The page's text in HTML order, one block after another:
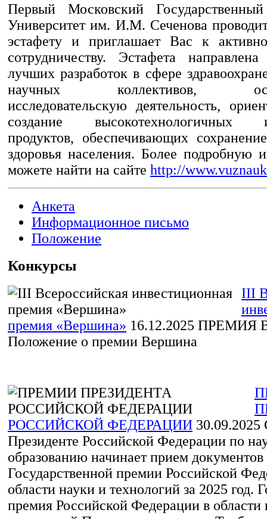
Первый Московский
Университет им. И.М. Сеченова
эстафету и приглашает Вас к
сотрудничеству. Эстафета
лучших разработок в сфере
научных коллективов,
исследовательскую деятельность,
создание высокотехнологичных
продуктов, обеспечивающих
здоровья населения. Более
можете найти на сайте http://
Анкета
Информационное письмо
Положение
Конкурсы
III
премия «Вершина» 16.12.2025 ПРЕМИЯ
Положение о премии Вершина
РОССИЙСКОЙ ФЕДЕРАЦИИ 30.09.2025
Президенте Российской Федерации по
образованию начинает прием
Государственной премии Российской
области науки и технологий за 2025 год.
премия Российской Федерации в области